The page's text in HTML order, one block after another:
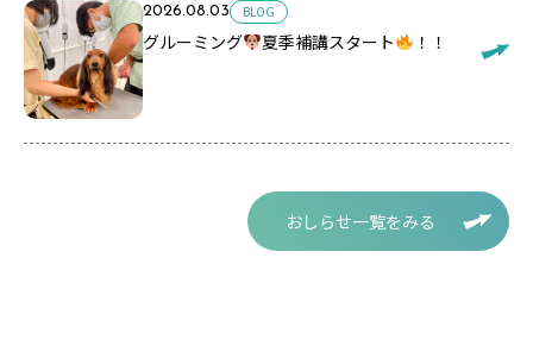
2026.08.03 BLOG
グルーミング 夏季補講スタート ！！
おしらせ一覧をみる